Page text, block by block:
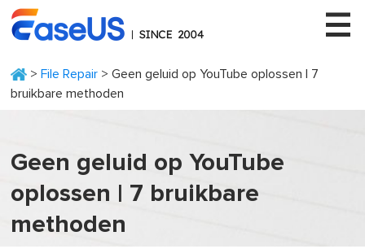
> File Repair > Geen geluid op YouTube oplossen | 7
bruikbare methoden
Geen geluid op YouTube
oplossen | 7 bruikbare
methoden